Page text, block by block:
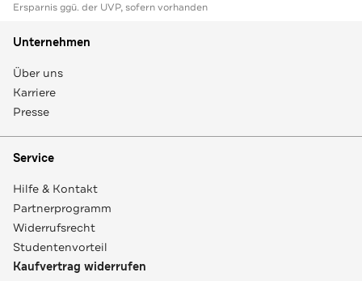
Ersparnis ggü. der UVP, sofern vorhanden
Unternehmen
Über uns
Karriere
Presse
Service
Hilfe & Kontakt
Partnerprogramm
Widerrufsrecht
Studentenvorteil
Kaufvertrag widerrufen